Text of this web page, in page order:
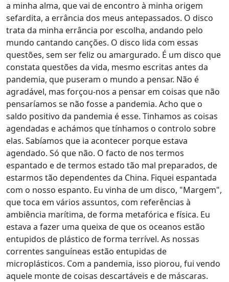
a minha alma, que vai de encontro à minha origem
sefardita, a errância dos meus antepassados. O disco
trata da minha errância por escolha, andando pelo
mundo cantando canções. O disco lida com essas
questões, sem ser feliz ou amargurado. É um disco que
constata questões da vida, mesmo escritas antes da
pandemia, que puseram o mundo a pensar. Não é
agradável, mas forçou-nos a pensar em coisas que não
pensaríamos se não fosse a pandemia. Acho que o
saldo positivo da pandemia é esse. Tinhamos as coisas
agendadas e achámos que tínhamos o controlo sobre
elas. Sabíamos que ia acontecer porque estava
agendado. Só que não. O facto de nos termos
espantado e de termos estado tão mal preparados, de
estarmos tão dependentes da China. Fiquei espantada
com o nosso espanto. Eu vinha de um disco, "Margem",
que toca em vários assuntos, com referências à
ambiência marítima, de forma metafórica e física. Eu
estava a fazer uma queixa de que os oceanos estão
entupidos de plástico de forma terrível. As nossas
correntes sanguíneas estão entupidas de
microplásticos. Com a pandemia, isso piorou, fui vendo
aquele monte de coisas descartáveis e de máscaras.